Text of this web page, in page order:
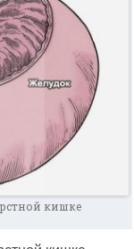
кишке